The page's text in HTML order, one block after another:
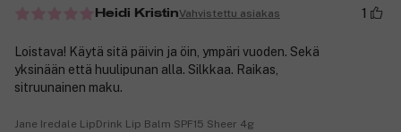
Heidi KristinVahvistettu asiakas 1
Loistava! Käytä sitä päivin ja öin, ympäri vuoden. Sekä
yksinään että huulipunan alla. Silkkaa. Raikas,
sitruunainen maku.
Jane Iredale LipDrink Lip Balm SPF15 Sheer 4g